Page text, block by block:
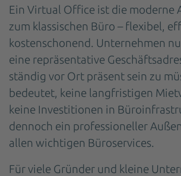
Ein Virtual Office ist die moderne
zum klassischen Büro – flexibel,
kostenschonend. Unternehmen
eine repräsentative
ständig vor Ort präsent sein zu
bedeutet, keine langfristigen
keine Investitionen in
dennoch ein professioneller
allen wichtigen Büroservices.
Für viele Gründer und kleine